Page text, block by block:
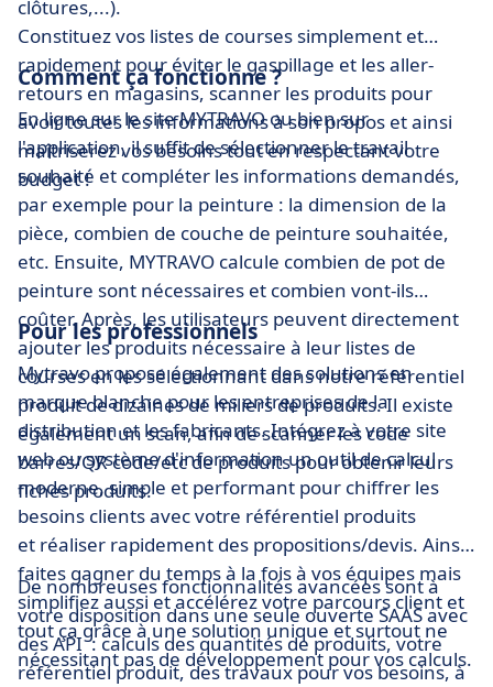
clôtures,...).
Constituez vos listes de courses simplement et
rapidement pour éviter le gaspillage et les aller-
retours en magasins, scanner les produits pour
avoir toutes les informations à son propos et ainsi
maîtriserez vos besoins tout en respectant votre
budget !
Comment ça fonctionne ?
En ligne sur le site MYTRAVO ou bien sur
l'application, il suffit de sélectionner le travail
souhaité et compléter les informations demandés,
par exemple pour la peinture : la dimension de la
pièce, combien de couche de peinture souhaitée,
etc. Ensuite, MYTRAVO calcule combien de pot de
peinture sont nécessaires et combien vont-ils
coûter. Après, les utilisateurs peuvent directement
ajouter les produits nécessaire à leur listes de
courses en les sélectionnant dans notre référentiel
produit de dizaines de miliers de produits. Il existe
également un scan, afin de scanner les code
barres/QR code/etc de produits pour obtenir leurs
fiches produits.
Pour les professionnels
Mytravo propose également des solutions en
marque blanche pour les entreprises de la
distribution et les fabricants. Intégrez à votre site
web ou système d'information un outil de calcul
moderne, simple et performant pour chiffrer les
besoins clients avec votre référentiel produits
et réaliser rapidement des propositions/devis. Ainsi
faites gagner du temps à la fois à vos équipes mais
simplifiez aussi et accélérez votre parcours client et
tout ça grâce à une solution unique et surtout ne
nécessitant pas de développement pour vos calculs.
De nombreuses fonctionnalités avancées sont à
votre disposition dans une seule ouverte SAAS avec
des API : calculs des quantités de produits, votre
référentiel produit, des travaux pour vos besoins, à